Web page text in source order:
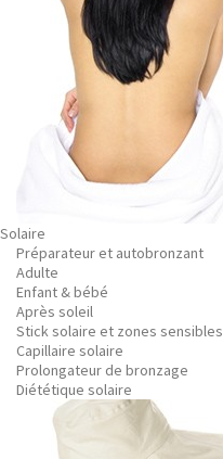
Solaire
Préparateur et autobronzant
Adulte
Enfant & bébé
Après soleil
Stick solaire et zones sensibles
Capillaire solaire
Prolongateur de bronzage
Diététique solaire